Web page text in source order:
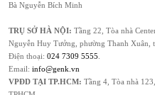
Bà Nguyễn Bích Minh
TRỤ SỞ HÀ NỘI: Tầng 22, Tòa nhà
Nguyễn Huy Tưởng, phường Thanh Xuân,
Điện thoại: 024 7309 5555
Email: info@genk.vn
VPĐD TẠI TP.HCM: Tầng 4, Tòa nhà